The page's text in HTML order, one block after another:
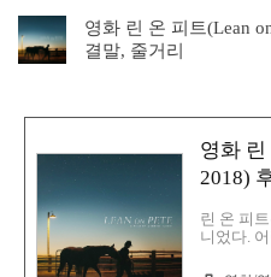
영화 린 온 피트(Lean
결말, 줄거리
영화 린
2018)
린 온 피
니었다.
는 일들